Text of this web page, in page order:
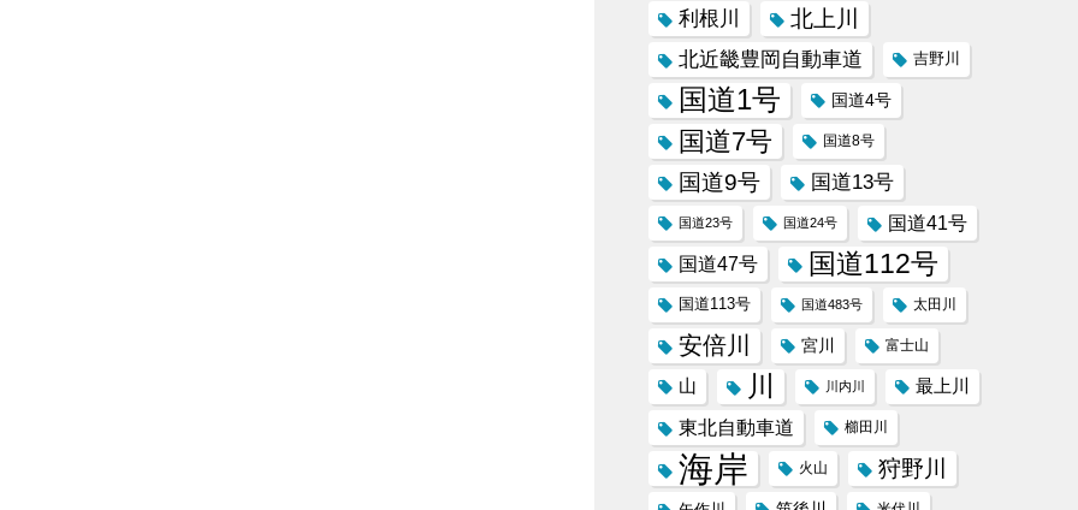
利根川 北上川
北近畿豊岡自動車道 吉野川
国道1号 国道4号
国道7号 国道8号
国道9号 国道13号
国道23号 国道24号 国道41号
国道47号 国道112号
国道113号 国道483号 太田川
安倍川 宮川 富士山
山 川 川内川 最上川
東北自動車道 櫛田川
海岸 火山 狩野川